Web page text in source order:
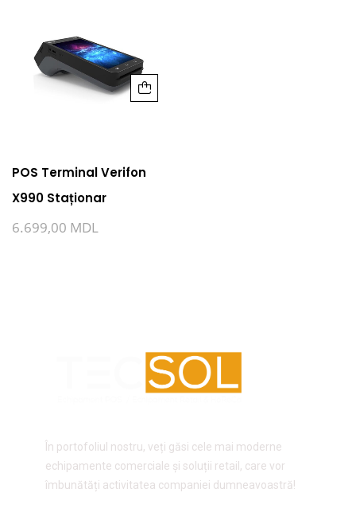
POS Terminal Verifon
X990 Staționar
6.699,00 MDL
În portofoliul nostru, veți găsi cele mai moderne
echipamente comerciale și soluții retail, care vor
îmbunătăți activitatea companiei dumneavoastră!